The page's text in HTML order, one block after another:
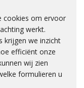
afgesloten
asfalt en ernstige
cookies om ervoor
werkt.
krijgen we inzicht
efficiënt onze
wij zien
formulieren u